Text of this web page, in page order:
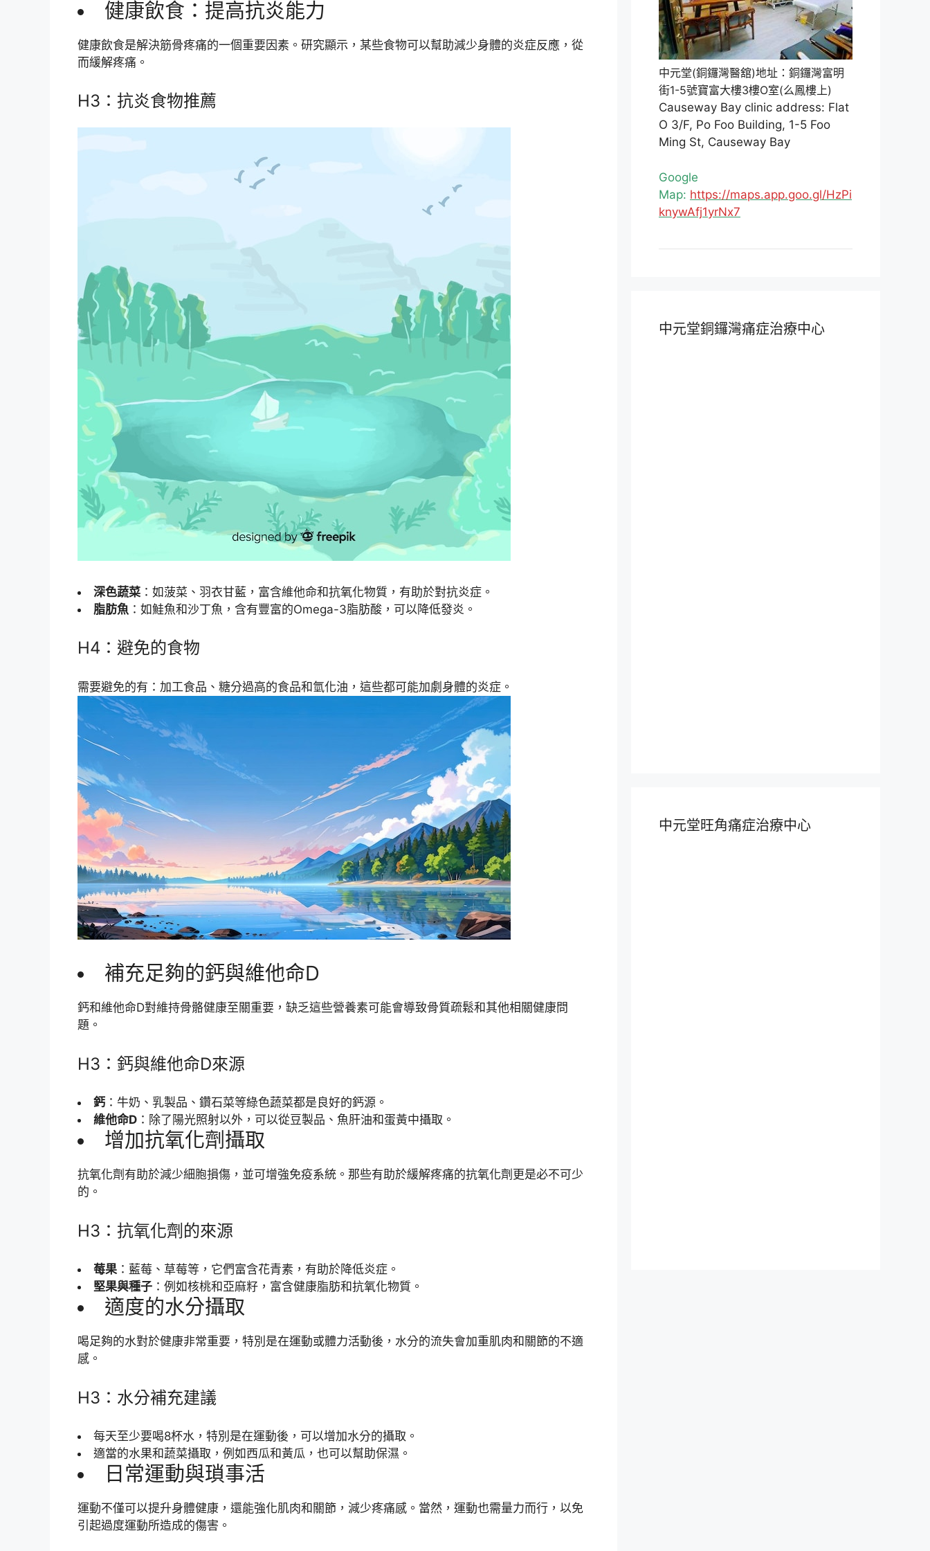
健康飲食：提高抗炎能力
健康飲食是解決筋骨疼痛的一個重要因素。研究顯示，某些食物可以幫助減少身體的炎症反應，從
而緩解疼痛。
H3：抗炎食物推薦
深色蔬菜 ：如菠菜、羽衣甘藍，富含維他命和抗氧化物質，有助於對抗炎症。
脂肪魚 ：如鮭魚和沙丁魚，含有豐富的Omega-3脂肪酸，可以降低發炎。
H4：避免的食物
需要避免的有：加工食品、糖分過高的食品和氫化油，這些都可能加劇身體的炎症。
補充足夠的鈣與維他命D
鈣和維他命D對維持骨骼健康至關重要，缺乏這些營養素可能會導致骨質疏鬆和其他相關健康問
題。
H3：鈣與維他命D來源
鈣 ：牛奶、乳製品、鑽石菜等綠色蔬菜都是良好的鈣源。
維他命D ：除了陽光照射以外，可以從豆製品、魚肝油和蛋黃中攝取。
增加抗氧化劑攝取
抗氧化劑有助於減少細胞損傷，並可增強免疫系統。那些有助於緩解疼痛的抗氧化劑更是必不可少
的。
H3：抗氧化劑的來源
莓果 ：藍莓、草莓等，它們富含花青素，有助於降低炎症。
堅果與種子 ：例如核桃和亞麻籽，富含健康脂肪和抗氧化物質。
適度的水分攝取
喝足夠的水對於健康非常重要，特別是在運動或體力活動後，水分的流失會加重肌肉和關節的不適
感。
H3：水分補充建議
每天至少要喝8杯水，特別是在運動後，可以增加水分的攝取。
適當的水果和蔬菜攝取，例如西瓜和黃瓜，也可以幫助保濕。
日常運動與瑣事活
運動不僅可以提升身體健康，還能強化肌肉和關節，減少疼痛感。當然，運動也需量力而行，以免
引起過度運動所造成的傷害。
中元堂(銅鑼灣醫舘)地址：銅鑼灣富明
街1-5號寶富大樓3樓O室(么鳳樓上)
Causeway Bay clinic address: Flat
O 3/F, Po Foo Building, 1-5 Foo
Ming St, Causeway Bay
Google
Map: https://maps.app.goo.gl/HzPi
knywAfj1yrNx7
中元堂銅鑼灣痛症治療中心
中元堂旺角痛症治療中心